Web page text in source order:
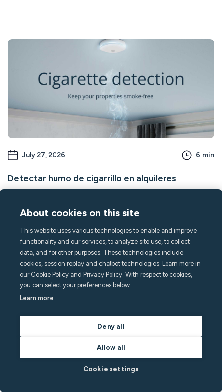
July 27, 2026 6 min
Detectar humo de cigarrillo en alquileres
¿Quieres proteger el valor de tu alquiler vacacional? Lee nuestra
huéspedes causen daños a la propiedad.
Minut en Noticias de Minut
Leer publicación
About cookies on this site
This website uses various technologies to enable and improve
functionality and our services, to analyze site use, to collect
data, and for other purposes. These technologies include
cookies, session replay and chatbot technologies. Learn more in
our Cookie Policy and Privacy Policy. With respect to cookies,
you can select your preferences below.
Learn more
Deny all
Allow all
Cookie settings